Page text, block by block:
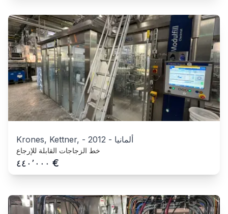
Krones, Kettner, - 2012 - ألمانيا
خط الزجاجات القابلة للإرجاع
٤٤٠٬٠٠٠ €